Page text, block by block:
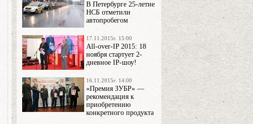
В Петербурге 25-летие
НСБ отметили
автопробегом
17.11.2015г. 15:00
All-over-IP 2015: 18
ноября стартует 2-
дневное IP-шоу!
16.11.2015г. 14:00
«Премия ЗУБР» —
рекомендация к
приобретению
конкретного продукта